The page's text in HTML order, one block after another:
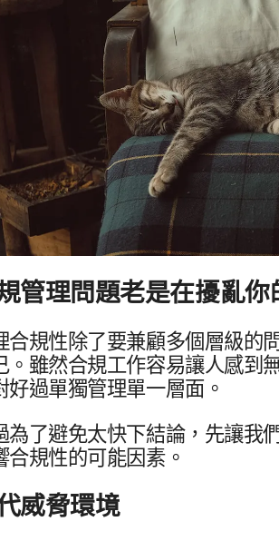
管理​問題​老​是​在​擾亂你​
合規性​除了​要​兼顧​多​個​層級​的​
。​雖然​合規​工作​容易​讓​人​感到​
好過​單獨​管理​單一​層面。
為了​避免​太快下​結論，​先​讓​我
合​規性​的​可能​因素。
威脅​環境